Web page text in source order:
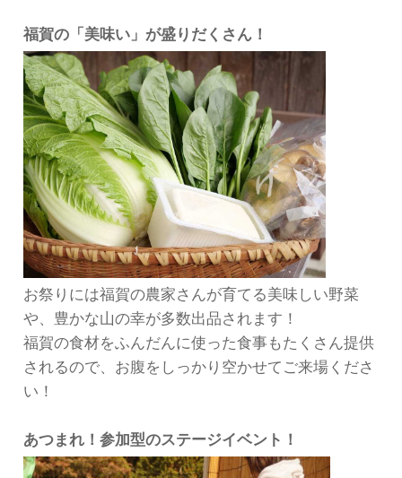
福賀の「美味い」が盛りだくさん！
お祭りには福賀の農家さんが育てる美味しい野菜
や、豊かな山の幸が多数出品されます！
福賀の食材をふんだんに使った食事もたくさん提供
されるので、お腹をしっかり空かせてご来場くださ
い！
あつまれ！参加型のステージイベント！